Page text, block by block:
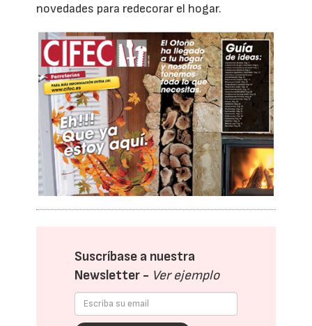
novedades para redecorar el hogar.
Suscríbase a nuestra
Newsletter - Ver ejemplo